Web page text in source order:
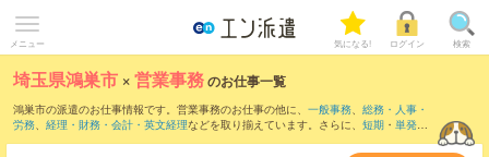
メニュー 気になる! ログイン 検索
埼玉県鴻巣市 ×営業事務のお仕事一覧
鴻巣市の派遣のお仕事情報です。営業事務のお仕事の他に、 一般事務、 総務・人事・
労務、 経理・財務・会計・英文経理などを取り揃えています。さらに、 短期 ・ 単発な